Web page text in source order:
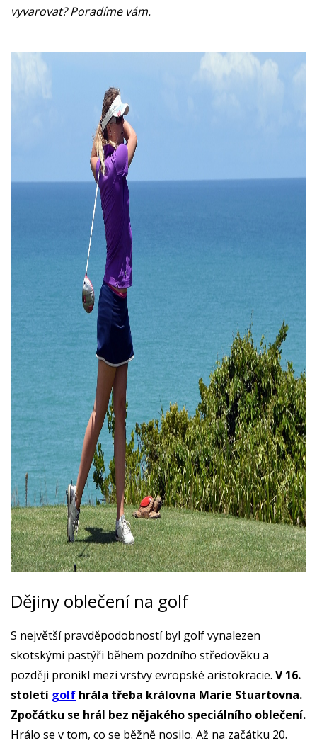
vyvarovat? Poradíme vám.
Dějiny oblečení na golf
S největší pravděpodobností byl golf vynalezen
skotskými pastýři během pozdního středověku a
později pronikl mezi vrstvy evropské aristokracie. V 16.
století golf hrála třeba královna Marie Stuartovna.
Zpočátku se hrál bez nějakého speciálního oblečení.
Hrálo se v tom, co se běžně nosilo. Až na začátku 20.